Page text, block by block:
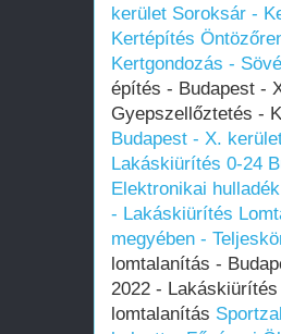
kerület Soroksár -
Kertépítés
Kertgondozás -
építés - Budapest -
Gyepszellőztetés -
Budapest - X.
Lakáskiürítés 0-24
Elektronikai
- Lakáskiürítés
megyében‎ -
lomtalanítás -
2022 -
lomtalanítás